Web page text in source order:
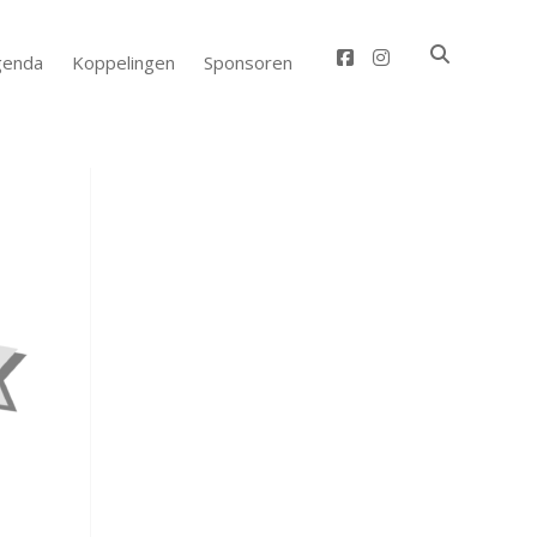
Koppelingen Sponsoren facebook
instagram